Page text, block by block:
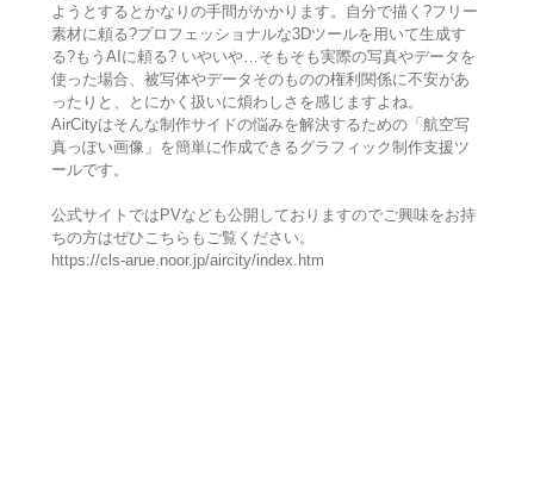
ようとするとかなりの手間がかかります。自分で描く?フリー
素材に頼る?プロフェッショナルな3Dツールを用いて生成す
る?もうAIに頼る? いやいや…そもそも実際の写真やデータを
使った場合、被写体やデータそのものの権利関係に不安があ
ったりと、とにかく扱いに煩わしさを感じますよね。
AirCityはそんな制作サイドの悩みを解決するための「航空写
真っぽい画像」を簡単に作成できるグラフィック制作支援ツ
ールです。
公式サイトではPVなども公開しておりますのでご興味をお持
ちの方はぜひこちらもご覧ください。
https://cls-arue.noor.jp/aircity/index.htm